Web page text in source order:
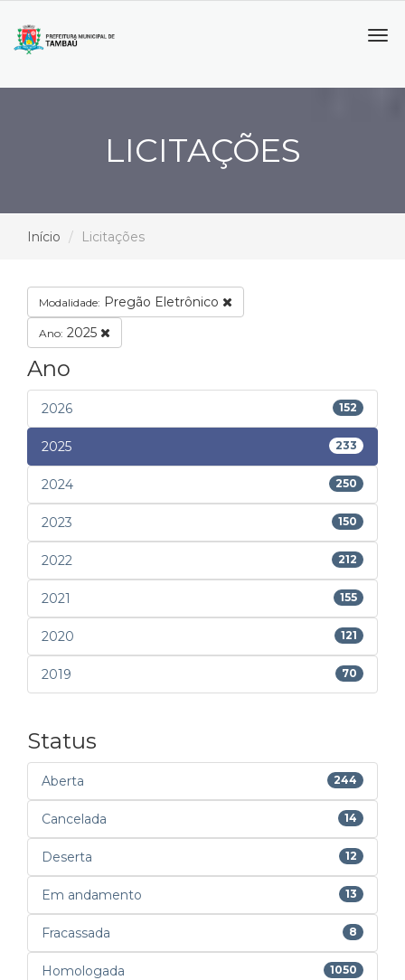
LICITAÇÕES
Início Licitações
Modalidade: Pregão Eletrônico
Ano: 2025
Ano
2026 152
2025 233
2024 250
2023 150
2022 212
2021 155
2020 121
2019 70
Status
Aberta 244
Cancelada 14
Deserta 12
Em andamento 13
Fracassada 8
Homologada 1050